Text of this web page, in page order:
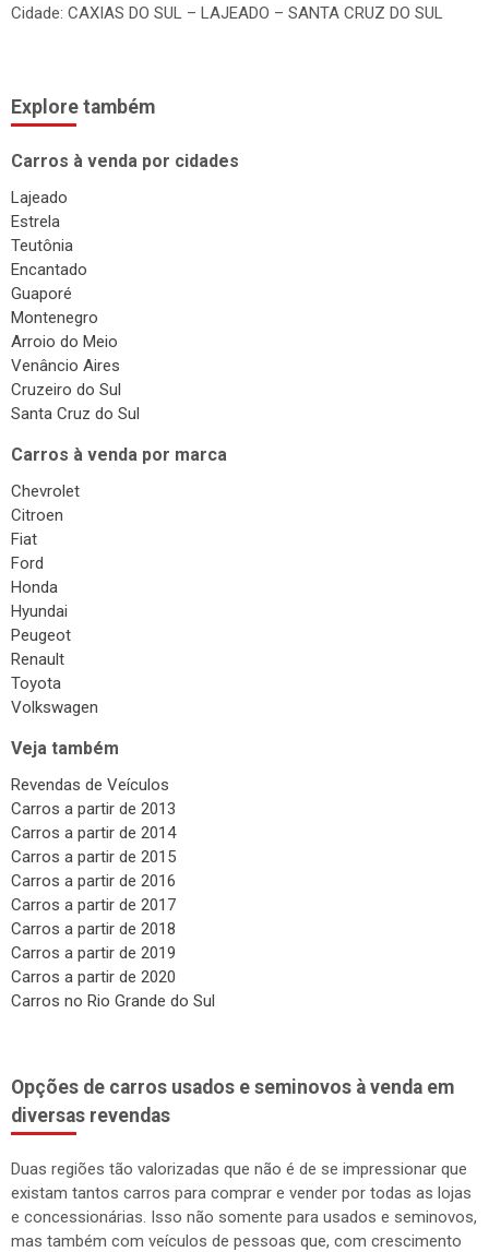
Cidade: CAXIAS DO SUL – LAJEADO – SANTA CRUZ DO SUL
Explore também
Carros à venda por cidades
Lajeado
Estrela
Teutônia
Encantado
Guaporé
Montenegro
Arroio do Meio
Venâncio Aires
Cruzeiro do Sul
Santa Cruz do Sul
Carros à venda por marca
Chevrolet
Citroen
Fiat
Ford
Honda
Hyundai
Peugeot
Renault
Toyota
Volkswagen
Veja também
Revendas de Veículos
Carros a partir de 2013
Carros a partir de 2014
Carros a partir de 2015
Carros a partir de 2016
Carros a partir de 2017
Carros a partir de 2018
Carros a partir de 2019
Carros a partir de 2020
Carros no Rio Grande do Sul
Opções de carros usados e seminovos à venda em
diversas revendas
Duas regiões tão valorizadas que não é de se impressionar que
existam tantos carros para comprar e vender por todas as lojas
e concessionárias. Isso não somente para usados e seminovos,
mas também com veículos de pessoas que, com crescimento